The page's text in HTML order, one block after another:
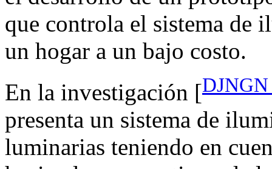
que controla el sistema de
un hogar a un bajo costo.
En la investigación [
presenta un sistema de
luminarias teniendo en